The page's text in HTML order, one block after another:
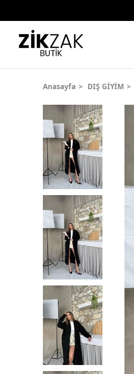
Anasayfa DIŞ GİYİM